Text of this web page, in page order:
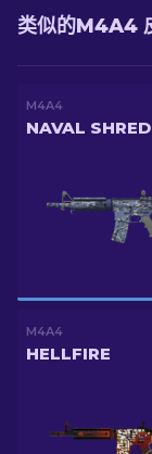
类似的M4A4
M4A4
NAVAL
M4A4
HELLFIRE